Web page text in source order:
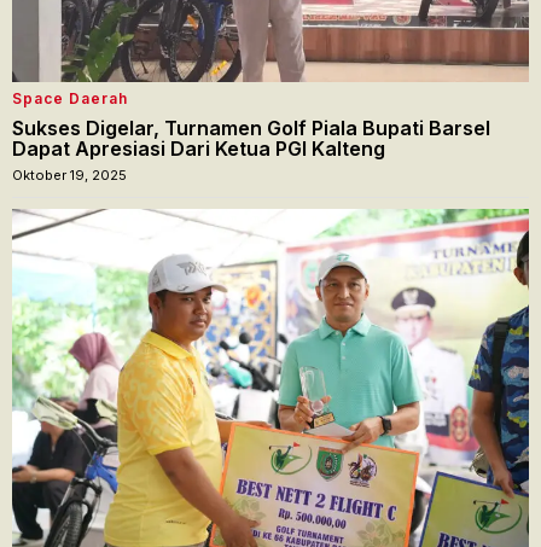
Space Daerah
Sukses Digelar, Turnamen Golf Piala Bupati Barsel
Dapat Apresiasi Dari Ketua PGI Kalteng
Oktober 19, 2025